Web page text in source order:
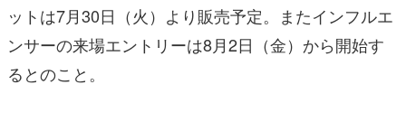
ットは7月30日（火）より販売予定。またインフルエ
ンサーの来場エントリーは8月2日（金）から開始す
るとのこと。